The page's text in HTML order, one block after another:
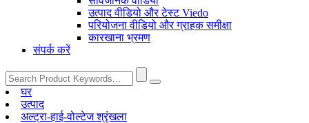
उत्पाद वीडियो और टेस्ट Viedo
परियोजना वीडियो और ग्राहक समीक्षा
कारखाना भ्रमण
संपर्क करें
घर
उत्पाद
अल्ट्रा-हाई-वोल्टेज श्रृंखला